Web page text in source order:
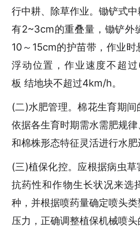
行中耕、除草作业。锄铲式
有2~3cm的重叠量，锄铲外
10～15cm的护苗带，作业时
浮动位置，作业速度不超过
板 结地块不超过4km/h。
(二)水肥管理。棉花生育期
依据各生育时期需水需肥规
和棉株形态特征灵活进行水肥
(三)植保化控。应根据病虫草
抗药性和作物生长状况来选
种，并根据喷药量确定喷头
压力，正确调整植保机械喷